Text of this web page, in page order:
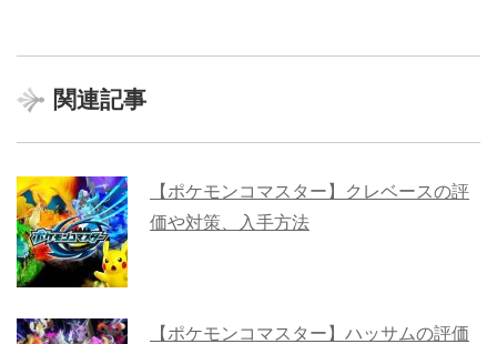
関連記事
【ポケモンコマスター】クレベースの評
価や対策、入手方法
【ポケモンコマスター】ハッサムの評価